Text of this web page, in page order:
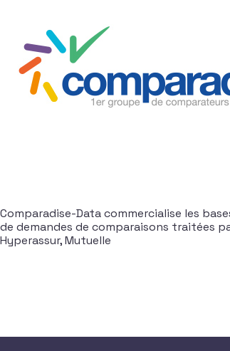
Comparadise-Data commercialise les
de demandes de comparaisons traitées
Hyperassur, Mutuelle